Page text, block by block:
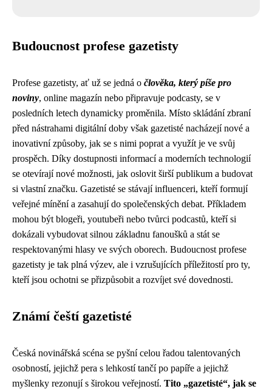
Budoucnost profese gazetisty
Profese gazetisty, ať už se jedná o člověka, který píše pro
noviny, online magazín nebo připravuje podcasty, se v
posledních letech dynamicky proměnila. Místo skládání zbraní
před nástrahami digitální doby však gazetisté nacházejí nové a
inovativní způsoby, jak se s nimi poprat a využít je ve svůj
prospěch. Díky dostupnosti informací a moderních technologií
se otevírají nové možnosti, jak oslovit širší publikum a budovat
si vlastní značku. Gazetisté se stávají influenceri, kteří formují
veřejné mínění a zasahují do společenských debat. Příkladem
mohou být blogeři, youtubeři nebo tvůrci podcastů, kteří si
dokázali vybudovat silnou základnu fanoušků a stát se
respektovanými hlasy ve svých oborech. Budoucnost profese
gazetisty je tak plná výzev, ale i vzrušujících příležitostí pro ty,
kteří jsou ochotni se přizpůsobit a rozvíjet své dovednosti.
Známí čeští gazetisté
Česká novinářská scéna se pyšní celou řadou talentovaných
osobností, jejichž pera s lehkostí tančí po papíře a jejichž
myšlenky rezonují s širokou veřejností. Tito „gazetisté“, jak se